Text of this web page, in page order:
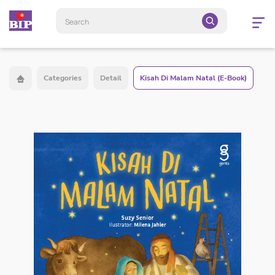
Open
Categories Detail Kisah Di Malam Natal (E-Book)